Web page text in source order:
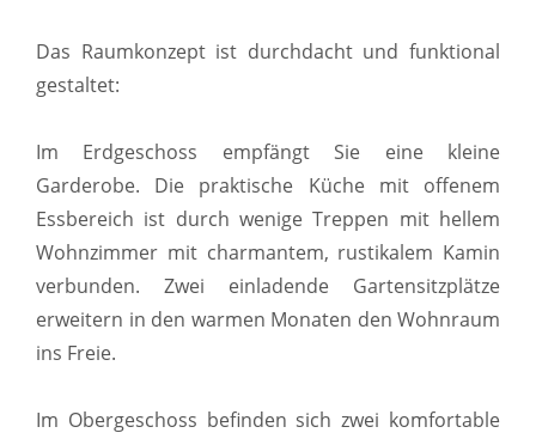
Das Raumkonzept ist durchdacht und funktional
gestaltet:
Im Erdgeschoss empfängt Sie eine kleine
Garderobe. Die praktische Küche mit offenem
Essbereich ist durch wenige Treppen mit hellem
Wohnzimmer mit charmantem, rustikalem Kamin
verbunden. Zwei einladende Gartensitzplätze
erweitern in den warmen Monaten den Wohnraum
ins Freie.
Im Obergeschoss befinden sich zwei komfortable